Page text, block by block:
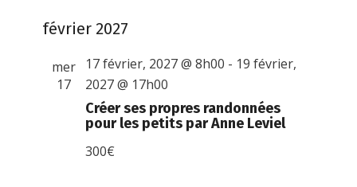
février 2027
mer
17
Créer ses propres randonnées
pour les petits par Anne Leviel
17 février, 2027 @ 8h00 - 19 février,
2027 @ 17h00
300€